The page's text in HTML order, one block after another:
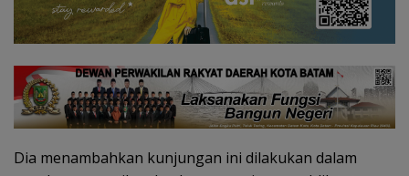
Dia menambahkan kunjungan ini dilakukan dalam